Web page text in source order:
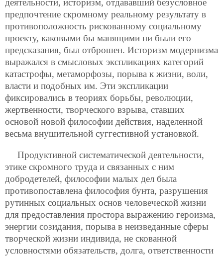
деятельности, историзм, отдававший безусловное
предпочтение скромному реальному результату в
противоположность рискованному социальному
проекту, каковыми бы манящими ни были его
предсказания, был отброшен. Историзм модернизма
выражался в смысловых экспликациях категорий
катастрофы, метаморфозы, порыва к жизни, воли,
власти и подобных им. Эти экспликации
фиксировались в теориях борьбы, революции,
жертвенности, творческого взрыва, ставших
основой новой философии действия, наделенной
весьма внушительной суггестивной установкой.
Продуктивной систематической деятельности,
этике скромного труда и связанных с ним
добродетелей, философии малых дел была
противопоставлена философия бунта, разрушения
рутинных социальных основ человеческой жизни
для предоставления простора выражению героизма,
энергии созидания, порыва в неизведанные сферы
творческой жизни индивида, не скованной
условностями обязательств, долга, ответственности